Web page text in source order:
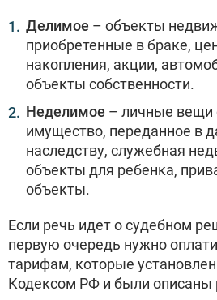
Делимое – объекты
приобретенные в браке,
накопления, акции,
объекты собственности.
Неделимое – личные вещи
имущество, переданное в
наследству, служебная
объекты для ребенка,
объекты.
Если речь идет о судебном
первую очередь нужно
тарифам, которые
Кодексом РФ и были